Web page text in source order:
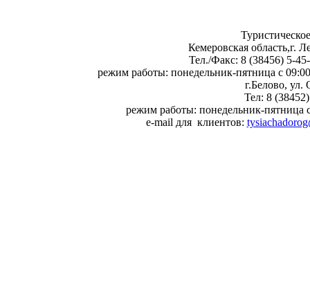
Кемеровская область,г.
Тел./Факс: 8 (38456) 5-
режим работы: понедельник-пятница с
г.Белово, ул.
Тел: 8
режим работы: понедельник-
e-mail для клиентов: